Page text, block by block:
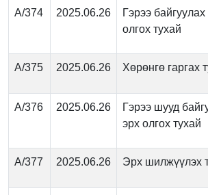
А/374 2025.06.26
Гэрээ байгуулах
олгох тухай
А/375 2025.06.26 Хөрөнгө гаргах
А/376 2025.06.26
Гэрээ шууд
эрх олгох тухай
А/377 2025.06.26 Эрх шилжүүлэх